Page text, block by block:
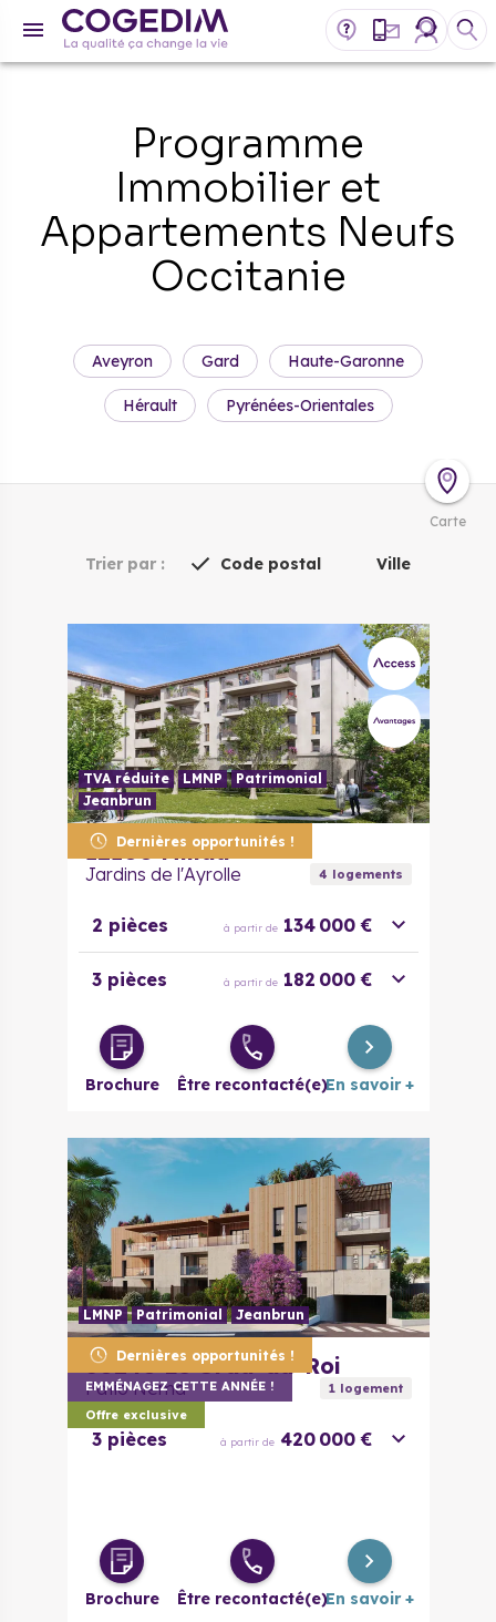
Programme
Immobilier et
Appartements Neufs
Occitanie
Aveyron Gard Haute-Garonne
Hérault Pyrénées-Orientales
Carte
Trier par : Code postal Ville
Dernières opportunités !
TVA réduite LMNP
Patrimonial
Jeanbrun
12100 Millau
Jardins de l'Ayrolle 4 logements
2 pièces à partir de 134 000 €
3 pièces à partir de 182 000 €
Brochure Être recontacté(e)En savoir +
Dernières opportunités !
EMMÉNAGEZ CETTE ANNÉE !
Offre exclusive
LMNP Patrimonial Jeanbrun
30240 Le Grau-du-Roi
Patio Nema 1logement
3 pièces à partir de 420 000 €
Brochure Être recontacté(e)En savoir +